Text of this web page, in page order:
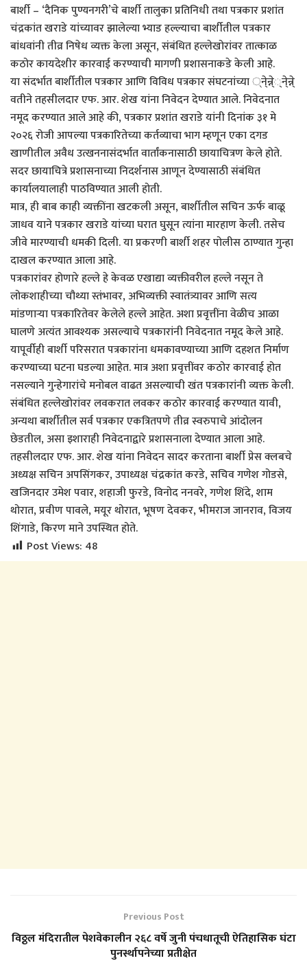
बार्शी – ‘दैनिक पुण्यनगरी’चे बार्शी तालुका प्रतिनिधी तथा पत्रकार प्रशांत
चंद्रकांत खराडे यांच्यावर झालेल्या भ्याड हल्ल्याचा बार्शीतील पत्रकार
बांधवांनी तीव्र निषेध व्यक्त केला असून, संबंधित हल्लेखोरांवर तात्काळ
कठोर कायदेशीर कारवाई करण्याची मागणी प्रशासनाकडे केली आहे.
या संदर्भात बार्शीतील पत्रकार आणि विविध पत्रकार संघटनांच्या ्ने्न्ने््ने्न्ने्
वतीने तहसीलदार एफ. आर. शेख यांना निवेदन देण्यात आले. निवेदनात
नमूद करण्यात आले आहे की, पत्रकार प्रशांत खराडे यांनी दिनांक ३१ मे
२०२६ रोजी आपल्या पत्रकारितेच्या कर्तव्याचा भाग म्हणून एका दगड
खाणीतील अवैध उत्खननासंदर्भात वार्तांकनासाठी छायाचित्रण केले होते.
सदर छायाचित्रे प्रशासनाच्या निदर्शनास आणून देण्यासाठी संबंधित
कार्यालयालाही पाठविण्यात आली होती.
मात्र, ही बाब काही व्यक्तींना खटकली असून, बार्शीतील सचिन ऊर्फ बाळू
जाधव याने पत्रकार खराडे यांच्या घरात घुसून त्यांना मारहाण केली. तसेच
जीवे मारण्याची धमकी दिली. या प्रकरणी बार्शी शहर पोलीस ठाण्यात गुन्हा
दाखल करण्यात आला आहे.
पत्रकारांवर होणारे हल्ले हे केवळ एखाद्या व्यक्तीवरील हल्ले नसून ते
लोकशाहीच्या चौथ्या स्तंभावर, अभिव्यक्ती स्वातंत्र्यावर आणि सत्य
मांडणाऱ्या पत्रकारितेवर केलेले हल्ले आहेत. अशा प्रवृत्तींना वेळीच आळा
घालणे अत्यंत आवश्यक असल्याचे पत्रकारांनी निवेदनात नमूद केले आहे.
यापूर्वीही बार्शी परिसरात पत्रकारांना धमकावण्याच्या आणि दहशत निर्माण
करण्याच्या घटना घडल्या आहेत. मात्र अशा प्रवृत्तींवर कठोर कारवाई होत
नसल्याने गुन्हेगारांचे मनोबल वाढत असल्याची खंत पत्रकारांनी व्यक्त केली.
संबंधित हल्लेखोरांवर लवकरात लवकर कठोर कारवाई करण्यात यावी,
अन्यथा बार्शीतील सर्व पत्रकार एकत्रितपणे तीव्र स्वरुपाचे आंदोलन
छेडतील, असा इशाराही निवेदनाद्वारे प्रशासनाला देण्यात आला आहे.
तहसीलदार एफ. आर. शेख यांना निवेदन सादर करताना बार्शी प्रेस क्लबचे
अध्यक्ष सचिन अपसिंगकर, उपाध्यक्ष चंद्रकांत करडे, सचिव गणेश गोडसे,
खजिनदार उमेश पवार, शहाजी फुरडे, विनोद ननवरे, गणेश शिंदे, शाम
थोरात, प्रवीण पावले, मयूर थोरात, भूषण देवकर, भीमराज जानराव, विजय
शिंगाडे, किरण माने उपस्थित होते.
Post Views: 48
Previous Post
विठ्ठल मंदिरातील पेशवेकालीन २६८ वर्षे जुनी पंचधातूची ऐतिहासिक घंटा
पुनर्स्थापनेच्या प्रतीक्षेत